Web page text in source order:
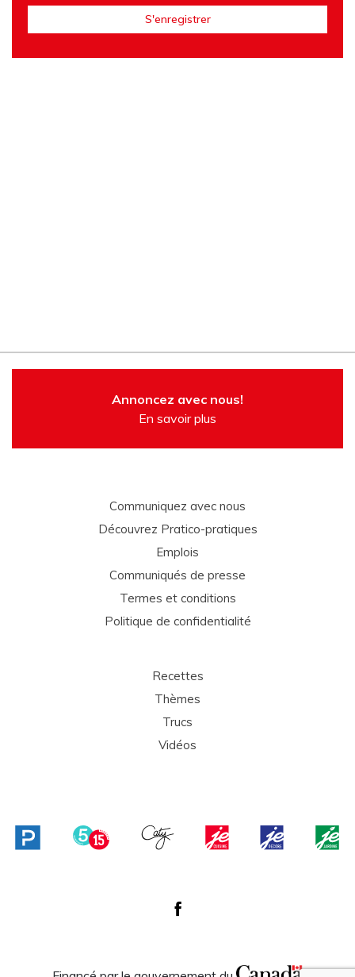
Annoncez avec nous!
En savoir plus
Communiquez avec nous
Découvrez Pratico-pratiques
Emplois
Communiqués de presse
Termes et conditions
Politique de confidentialité
Recettes
Thèmes
Trucs
Vidéos